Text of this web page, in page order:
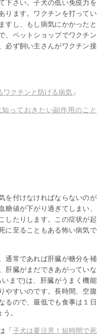
下さい。子犬の低い免疫力を
ります。ワクチンを打ってい
すし、もし病気にかかったと
、ペットショップでワクチン
必ず飼い主さんがワクチン接
ワクチンと防げる病気 」
っておきたい副作用のこと
を付けなければならないのが
糖値が下がり過ぎてしまい、
したりします。この症状が起
に至ることもある怖い病気で
通常であれば肝臓が糖分を補
肝臓がまだできあがっていな
まで)は、肝臓がうまく機能
やすいのです。長時間、空腹
るので、最低でも食事は１日
。
「 子犬は要注意！短時間で死